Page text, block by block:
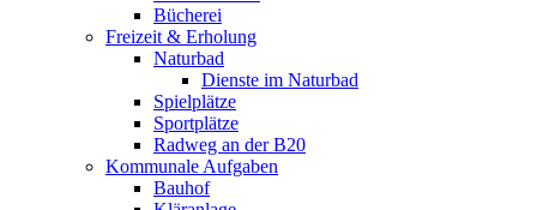
Bücherei
Freizeit & Erholung
Naturbad
Dienste im Naturbad
Spielplätze
Sportplätze
Radweg an der B20
Kommunale Aufgaben
Bauhof